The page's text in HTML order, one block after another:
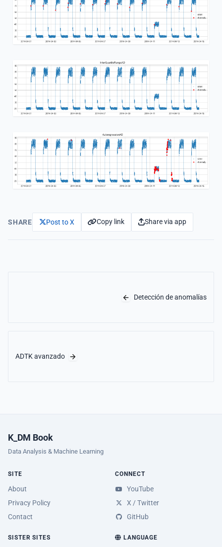
SHARE Post to X Copy link Share via app
Detección de anomalías
ADTK avanzado
K_DM Book
Data Analysis & Machine Learning
SITE
About
Privacy Policy
Contact
CONNECT
YouTube
X / Twitter
GitHub
SISTER SITES LANGUAGE